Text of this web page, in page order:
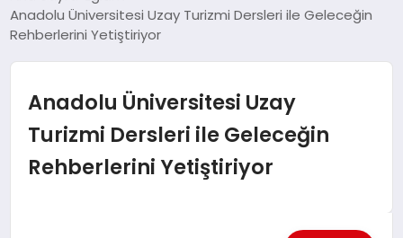
GÜNDEM
DÜNYA
EĞITIM
Anadolu Üniversitesi Uzay Turizmi Dersleri ile Geleceğin
Rehberlerini Yetiştiriyor
Anadolu Üniversitesi Uzay
Turizmi Dersleri ile Geleceğin
Rehberlerini Yetiştiriyor